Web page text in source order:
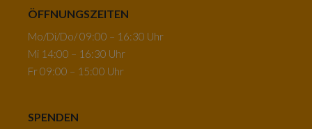
ÖFFNUNGSZEITEN
Mo/Di/Do/ 09:00 – 16:30 Uhr
Mi 14:00 – 16:30 Uhr
Fr 09:00 – 15:00 Uhr
SPENDEN